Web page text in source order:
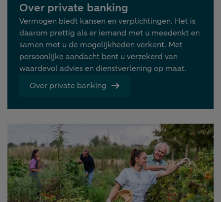
Over private banking
Vermogen biedt kansen en verplichtingen. Het is
daarom prettig als er iemand met u meedenkt en
samen met u de mogelijkheden verkent. Met
persoonlijke aandacht bent u verzekerd van
waardevol advies en dienstverlening op maat.
Over private banking